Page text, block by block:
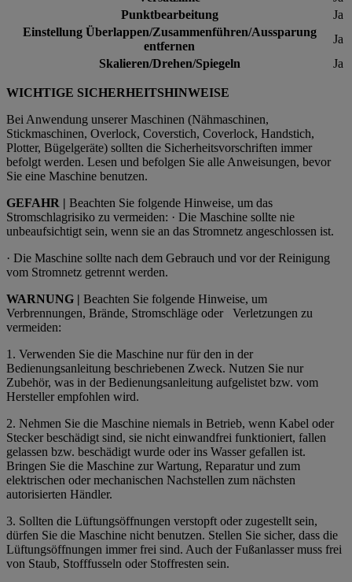
Punktbearbeitung
Ja
Einstellung Überlappen/Zusammenführen/Aussparung
entfernen
Ja
Skalieren/Drehen/Spiegeln
Ja
WICHTIGE SICHERHEITSHINWEISE
Bei Anwendung unserer Maschinen (Nähmaschinen,
Stickmaschinen, Overlock, Coverstich, Coverlock, Handstich,
Plotter, Bügelgeräte) sollten die Sicherheitsvorschriften immer
befolgt werden. Lesen und befolgen Sie alle Anweisungen, bevor
Sie eine Maschine benutzen.
GEFAHR | Beachten Sie folgende Hinweise, um das
Stromschlagrisiko zu vermeiden: · Die Maschine sollte nie
unbeaufsichtigt sein, wenn sie an das Stromnetz angeschlossen ist.
· Die Maschine sollte nach dem Gebrauch und vor der Reinigung
vom Stromnetz getrennt werden.
WARNUNG | Beachten Sie folgende Hinweise, um
Verbrennungen, Brände, Stromschläge oder
Verletzungen zu
vermeiden:
1. Verwenden Sie die Maschine nur für den in der
Bedienungsanleitung beschriebenen Zweck. Nutzen Sie nur
Zubehör, was in der Bedienungsanleitung aufgelistet bzw. vom
Hersteller empfohlen wird.
2. Nehmen Sie die Maschine niemals in Betrieb, wenn Kabel oder
Stecker beschädigt sind, sie nicht einwandfrei funktioniert, fallen
gelassen bzw. beschädigt wurde oder ins Wasser gefallen ist.
Bringen Sie die Maschine zur Wartung, Reparatur und zum
elektrischen oder mechanischen Nachstellen zum nächsten
autorisierten Händler.
3. Sollten die Lüftungsöffnungen verstopft oder zugestellt sein,
dürfen Sie die Maschine nicht benutzen. Stellen Sie sicher, dass die
Lüftungsöffnungen immer frei sind. Auch der Fußanlasser muss frei
von Staub, Stofffusseln oder Stoffresten sein.